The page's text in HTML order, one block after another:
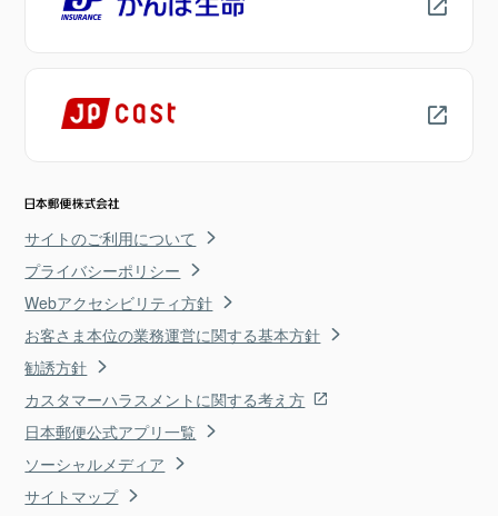
サイトのご利用について
プライバシーポリシー
Webアクセシビリティ方針
お客さま本位の業務運営に関する基本方針
勧誘方針
カスタマーハラスメントに関する考え方
日本郵便公式アプリ一覧
ソーシャルメディア
サイトマップ